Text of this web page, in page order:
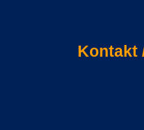
Kontakt